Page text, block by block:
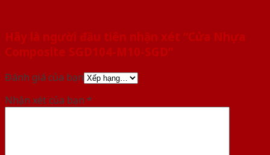
Hãy là người đầu tiên nhận xét “Cửa Nhựa
Composite SGD104-M10-SGD”
Đánh giá của bạn
Nhận xét của bạn *